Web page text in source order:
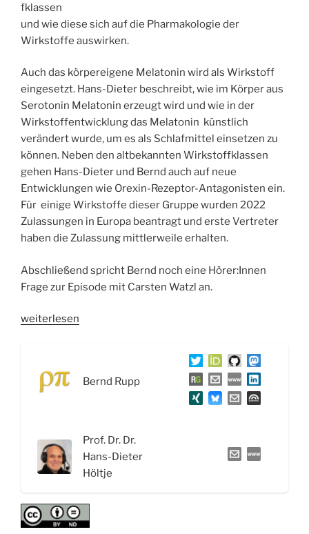
fklassen
und wie diese sich auf die Pharmakologie der
Wirkstoffe auswirken.
Auch das körpereigene Melatonin wird als Wirkstoff
eingesetzt. Hans-Dieter beschreibt, wie im Körper aus
Serotonin Melatonin erzeugt wird und wie in der
Wirkstoffentwicklung das Melatonin künstlich
verändert wurde, um es als Schlafmittel einsetzen zu
können. Neben den altbekannten Wirkstoffklassen
gehen Hans-Dieter und Bernd auch auf neue
Entwicklungen wie Orexin-Rezeptor-Antagonisten ein.
Für einige Wirkstoffe dieser Gruppe wurden 2022
Zulassungen in Europa beantragt und erste Vertreter
haben die Zulassung mittlerweile erhalten.
Abschließend spricht Bernd noch eine Hörer:Innen
Frage zur Episode mit Carsten Watzl an.
„WSR063
Benzodiazepine,
Rezeptor-
Antagonisten“
weiterlesen
Bernd Rupp
Prof. Dr. Dr.
Hans-Dieter
Höltje